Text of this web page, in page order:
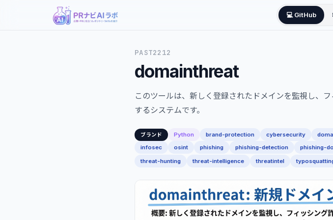
💻 GitHub
PAST2212
domainthreat
このツールは、新しく登録されたドメインを監視し、
するシステムです。
ブランド Python brand-protection cybersecurity
infosec
osint phishing phishing-detection phishing-
threat-hunting
threat-intelligence threatintel